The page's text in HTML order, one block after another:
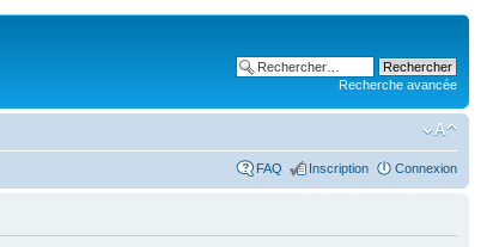
Recherche avancée
FAQ Inscription Connexion